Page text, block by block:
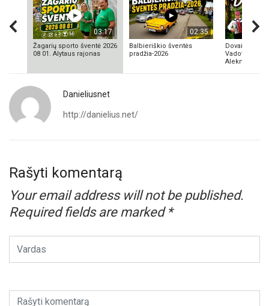
03:17
Žagarių sporto šventė 2026
08 01. Alytaus rajonas
02:35
Balbieriškio šventės
pradžia-2026
Dovainonių
Vadovas
Aleknavičius
Danieliusnet
http://danielius.net/
Rašyti komentarą
Your email address will not be published.
Required fields are marked *